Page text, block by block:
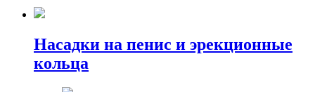
Насадки на пенис и эрекционные
кольца